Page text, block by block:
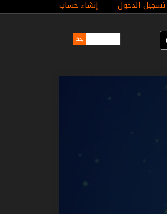
تسجيل الدخول إنشاء حساب